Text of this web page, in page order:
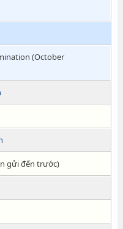
(October
gửi đến trước)